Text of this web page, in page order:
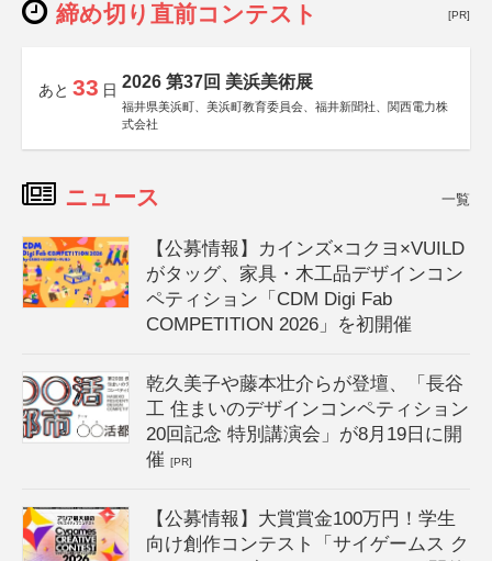
締め切り直前コンテスト [PR]
あと 33 日 2026 第37回 美浜美術展
福井県美浜町、美浜町教育委員会、福井新聞社、関西電力株
式会社
ニュース 一覧
【公募情報】カインズ×コクヨ×VUILD
がタッグ、家具・木工品デザインコン
ペティション「CDM Digi Fab
COMPETITION 2026」を初開催
乾久美子や藤本壮介らが登壇、「長谷
工 住まいのデザインコンペティション
20回記念 特別講演会」が8月19日に開
催[PR]
【公募情報】大賞賞金100万円！学生
向け創作コンテスト「サイゲームス ク